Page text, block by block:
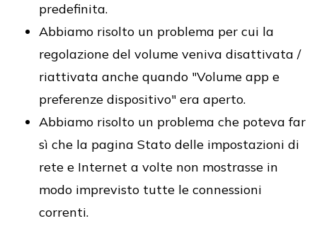
predefinita.
Abbiamo risolto un problema per cui la
regolazione del volume veniva disattivata /
riattivata anche quando "Volume app e
preferenze dispositivo" era aperto.
Abbiamo risolto un problema che poteva far
sì che la pagina Stato delle impostazioni di
rete e Internet a volte non mostrasse in
modo imprevisto tutte le connessioni
correnti.